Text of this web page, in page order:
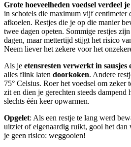
Grote hoeveelheden voedsel verdeel
in schotels die maximum vijf centimeter
afkoelen. Restjes die je op die manier
twee dagen opeten. Sommige restjes
dagen, maar mettertijd stijgt het risico
Neem liever het zekere voor het
Als je etensresten verwerkt in sausjes
alles flink laten doorkoken. Andere
75° Celsius. Roer het voedsel om zeker
zit en dien je gerechten steeds dampend
slechts één keer opwarmen.
Opgelet: Als een restje te lang werd
uitziet of eigenaardig ruikt, gooi het
je geen risico: weggooien!